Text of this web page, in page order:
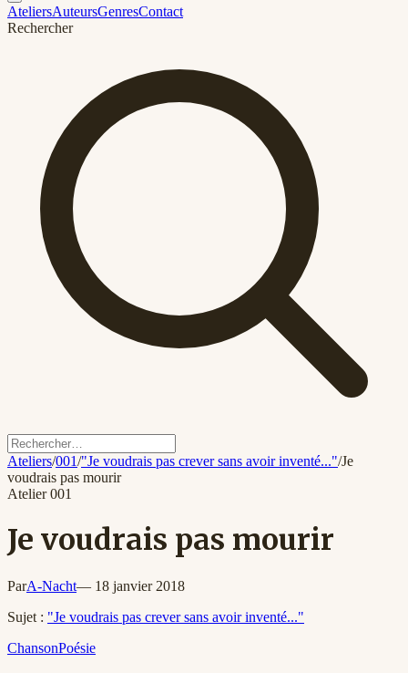
AteliersAuteursGenresContact
Rechercher
Ateliers/001/"Je voudrais pas crever sans avoir inventé..."/Je
voudrais pas mourir
Atelier001
Je voudrais pas mourir
ParA-Nacht— 18 janvier 2018
Sujet : "Je voudrais pas crever sans avoir inventé..."
ChansonPoésie